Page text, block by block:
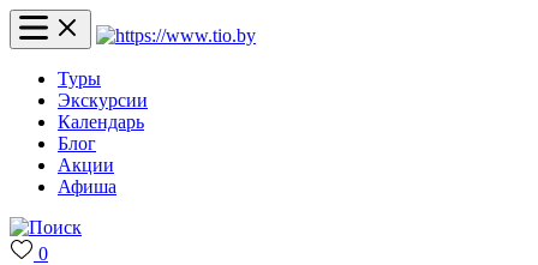
Туры
Экскурсии
Календарь
Блог
Акции
Афиша
0